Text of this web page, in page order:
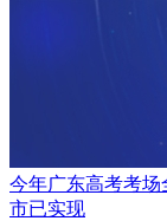
今年广东高考考
市已实现